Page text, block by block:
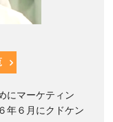
にマーケティン
年６月にクドケン